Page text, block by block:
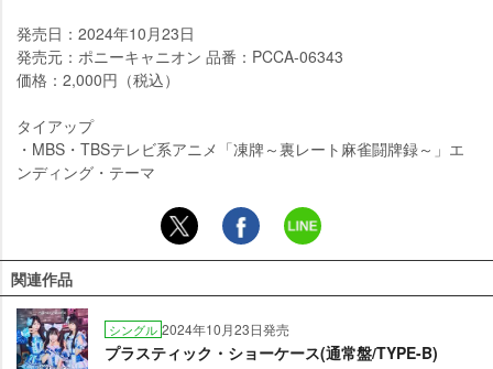
発売日：2024年10月23日
発売元：ポニーキャニオン 品番：PCCA-06343
価格：2,000円（税込）
タイアップ
・MBS・TBSテレビ系アニメ「凍牌～裏レート麻雀闘牌録～」エ
ンディング・テーマ
関連作品
シングル 2024年10月23日発売
プラスティック・ショーケース(通常盤/TYPE-B)